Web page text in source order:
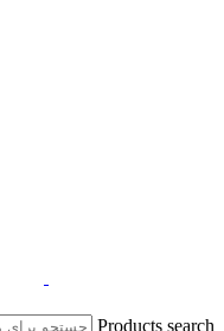
Products search